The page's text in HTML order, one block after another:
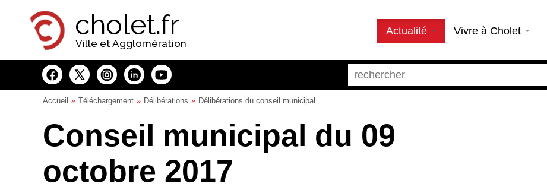
cholet.fr
Ville et Agglomération
Actualité Vivre à Cholet
Accueil Téléchargement Délibérations Délibérations du conseil municipal
Conseil municipal du 09
octobre 2017